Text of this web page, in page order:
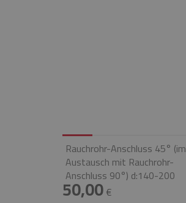
Rauchrohr-Anschluss 45° (im
Austausch mit Rauchrohr-
Anschluss 90°) d:140-200
50,00€